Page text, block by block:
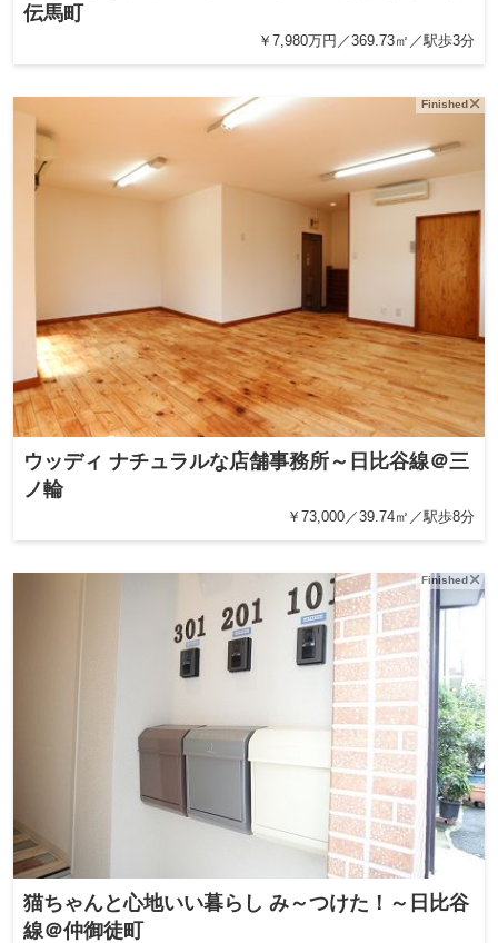
伝馬町
￥7,980万円／369.73㎡／駅歩3分
Finished
ウッディ ナチュラルな店舗事務所～日比谷線＠三
ノ輪
￥73,000／39.74㎡／駅歩8分
Finished
猫ちゃんと心地いい暮らし み～つけた！～日比谷
線＠仲御徒町